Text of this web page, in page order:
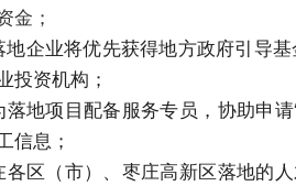
金；
地企业将优先获得地方政府引导
投资机构；
落地项目配备服务专员，协助申
信息；
各区（市）、枣庄高新区落地的